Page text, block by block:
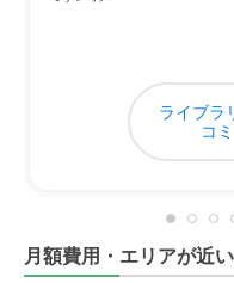
ライブラ
コ
月額費用・エリアが近